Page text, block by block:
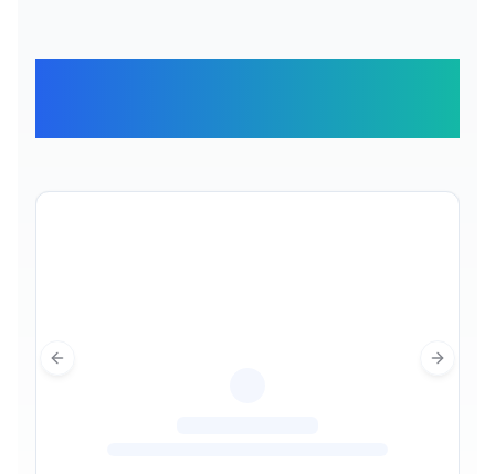
Previous slide Next